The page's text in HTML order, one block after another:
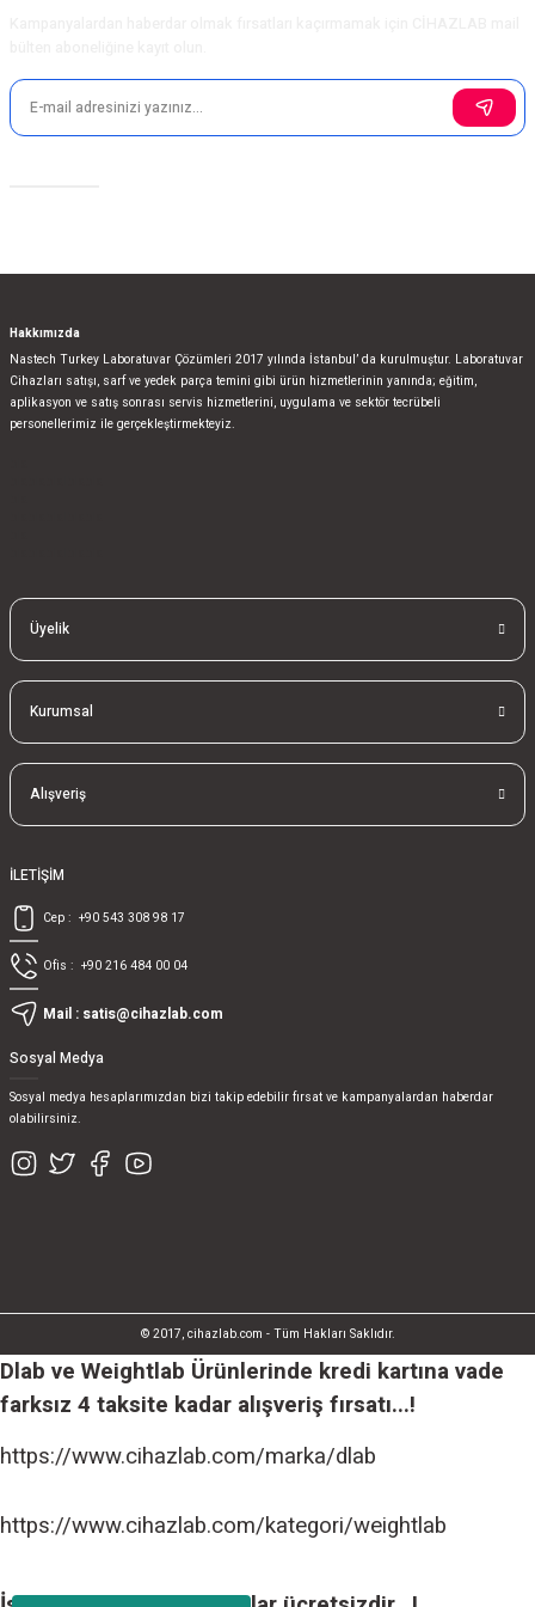
Hakkımızda
Nastech Turkey Laboratuvar Çözümleri 2017 yılında İstanbul’ da kurulmuştur. Laboratuvar
Cihazları satışı, sarf ve yedek parça temini gibi ürün hizmetlerinin yanında; eğitim,
aplikasyon ve satış sonrası servis hizmetlerini, uygulama ve sektör tecrübeli
personellerimiz ile gerçekleştirmekteyiz.
Üyelik
Kurumsal
Alışveriş
İLETİŞİM
Cep : +90 543 308 98 17
Ofis : +90 216 484 00 04
Mail : satis@cihazlab.com
Sosyal Medya
Sosyal medya hesaplarımızdan bizi takip edebilir fırsat ve kampanyalardan haberdar
olabilirsiniz.
© 2017, cihazlab.com - Tüm Hakları Saklıdır.
Dlab ve Weightlab Ürünlerinde kredi kartına vade
farksız 4 taksite kadar alışveriş fırsatı...!
https://www.cihazlab.com/marka/dlab
https://www.cihazlab.com/kategori/weightlab